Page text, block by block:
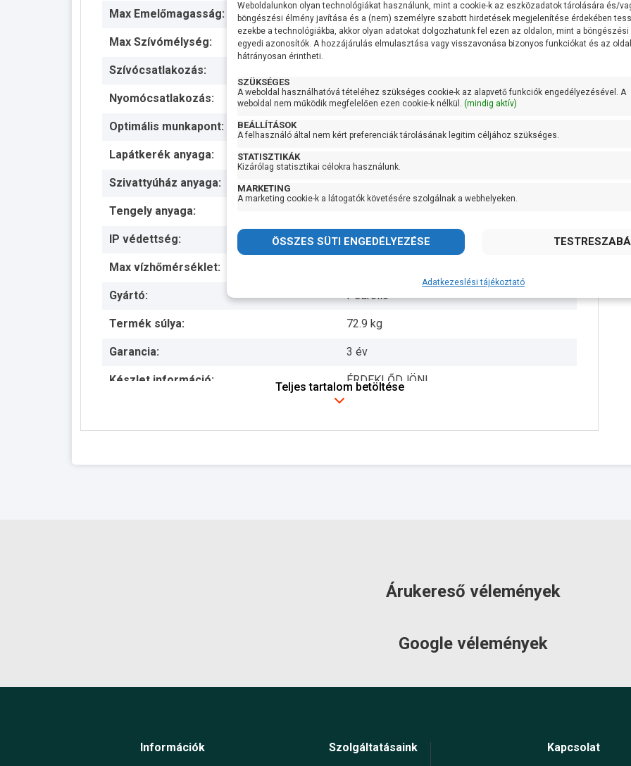
Max Emelőmagasság: 23 méter
Max Szívómélység: 7 méter
Szívócsatlakozás:
Nyomócsatlakozás: DN 65
Optimális munkapont:
Lapátkerék anyaga:
Szivattyúház anyaga:
Tengely anyaga:
IP védettség: IPX4
Max vízhőmérséklet:
Gyártó: Pedrollo
Termék súlya: 72.9 kg
Garancia: 3 év
Készlet információ: ÉRDEKLŐDJÖN!
Teljes tartalom betöltése
Árukereső vélemények
Google vélemények
Információk Szolgáltatásaink Kapcsolat
Weboldalunkon olyan technológiákat használunk, mint a cookie-k az eszközadatok tárolására és/
böngészési élmény javítása és a (nem) személyre szabott hirdetések megjelenítése érdekében
ezekbe a technológiákba, akkor olyan adatokat dolgozhatunk fel ezen az oldalon, mint a
egyedi azonosítók. A hozzájárulás elmulasztása vagy visszavonása bizonyos funkciókat és az
hátrányosan érintheti.
SZÜKSÉGES
A weboldal használhatóvá tételéhez szükséges cookie-k az alapvető funkciók engedélyezésével. A
weboldal nem működik megfelelően ezen cookie-k nélkül. (mindig aktív)
BEÁLLÍTÁSOK
A felhasználó által nem kért preferenciák tárolásának legitim céljához szükséges.
STATISZTIKÁK
Kizárólag statisztikai célokra használunk.
MARKETING
A marketing cookie-k a látogatók követésére szolgálnak a webhelyeken.
Adatkezeslési tájékoztató